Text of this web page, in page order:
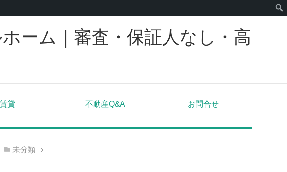
ーム｜審査・保証人なし・高
賃貸 不動産Q&A お問合せ
未分類